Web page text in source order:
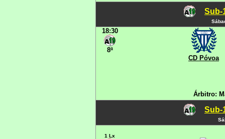
Sub-
18:30
8ª
CD Póvoa
Árbitro:
Sub-
1 Lx